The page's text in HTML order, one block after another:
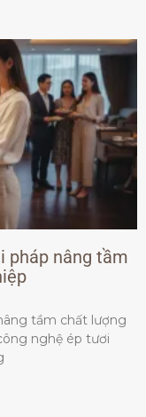
pháp nâng tầm
tầm chất lượng
nghệ ép tươi